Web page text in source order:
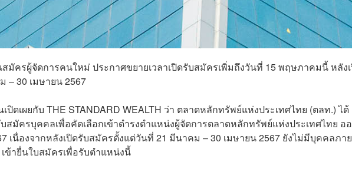
มัครผู้จัดการคนใหม่ ประกาศขยายเวลาเปิดรับสมัครเพิ่มถึงวันที่ 15 พฤษภาคมนี้ หลัง
– 30 เมษายน 2567
ดเผยกับ THE STANDARD WEALTH ว่า ตลาดหลักทรัพย์แห่งประเทศไทย (ตลท.) ได้
บสมัครบุคคลเพื่อคัดเลือกเข้าดำรงตำแหน่งผู้จัดการตลาดหลักทรัพย์แห่งประเทศไทย อ
เนื่องจากหลังเปิดรับสมัครตั้งแต่วันที่ 21 มีนาคม – 30 เมษายน 2567 ยังไม่มีบุคคลภา
ข้ายื่นใบสมัครเพื่อรับตำแหน่งนี้